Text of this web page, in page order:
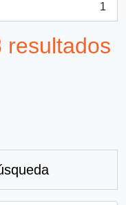
1
resultados